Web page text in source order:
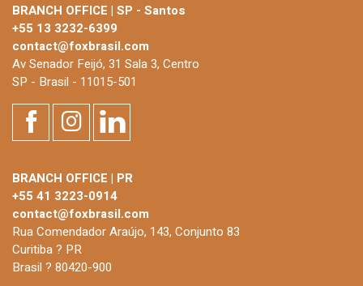
BRANCH OFFICE | SP - Santos
+55 13 3232-6399
contact@foxbrasil.com
Av Senador Feijó, 31 Sala 3, Centro
SP - Brasil - 11015-501
BRANCH OFFICE | PR
+55 41 3223-0914
contact@foxbrasil.com
Rua Comendador Araújo, 143, Conjunto 83
Curitiba ? PR
Brasil ? 80420-900